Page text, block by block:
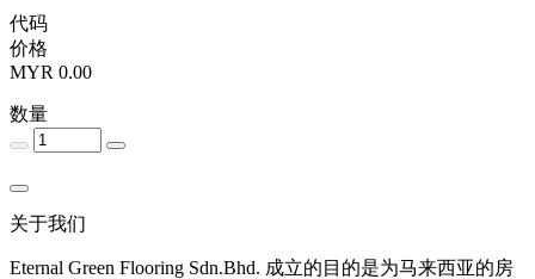
代码
价格
MYR 0.00
数量
关于我们
Eternal Green Flooring Sdn.Bhd. 成立的目的是为马来西亚的房